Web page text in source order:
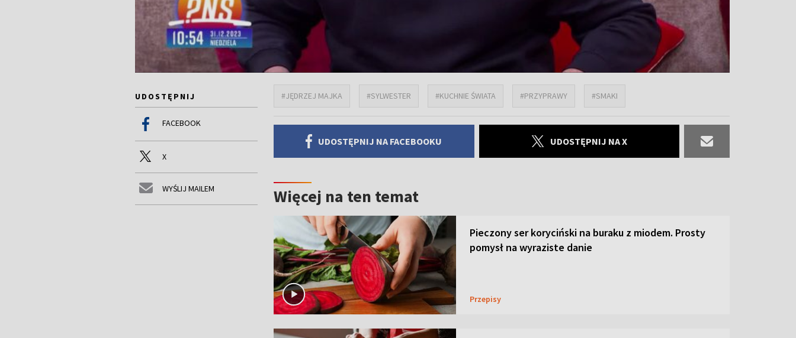
UDOSTĘPNIJ
FACEBOOK
X
WYŚLIJ MAILEM
#JĘDRZEJ MAJKA #SYLWESTER #KUCHNIE ŚWIATA #PRZYPRAWY #SMAKI
UDOSTĘPNIJ NA FACEBOOKU UDOSTĘPNIJ NA X
Więcej na ten temat
Pieczony ser koryciński na buraku z miodem. Prosty
pomysł na wyraziste danie
Przepisy